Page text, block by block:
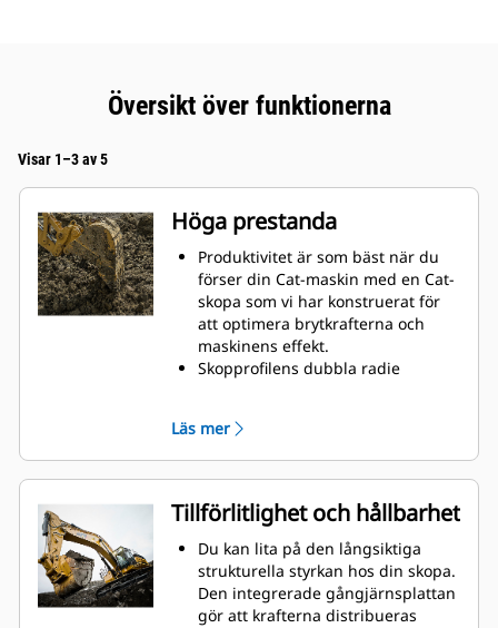
Översikt över funktionerna
Visar 1–3 av 5
Höga prestanda
Produktivitet är som bäst när du
förser din Cat-maskin med en Cat-
skopa som vi har konstruerat för
att optimera brytkrafterna och
maskinens effekt.
Skopprofilens dubbla radie
frigång säkerställer att skopans
botten inte släpar, vilket minskar
underhållskostnaderna.
Bränsleförbrukningstoppar under
grävning. Cat-skoporna är
utformade för att skära genom
material snabbt och förbättra
maskinens totala effektivitet.
Lasta mer material på kortare tid.
Läs mer
Tillförlitlighet och hållbarhet
Du kan lita på den långsiktiga
strukturella styrkan hos din skopa.
Den integrerade gångjärnsplattan
gör att krafterna distribueras